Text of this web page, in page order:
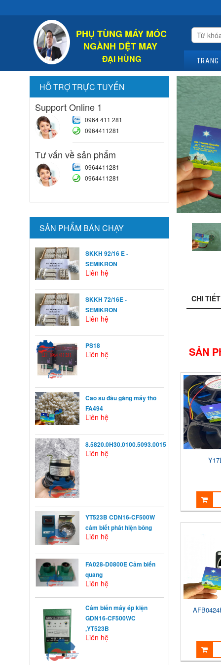
Chào
PHỤ TÙNG MÁY MÓC
NGÀNH DỆT MAY
ĐẠI HÙNG TRANG
HỖ TRỢ TRỰC TUYẾN
Support Online 1
0964 411 281
0964411281
Tư vấn về sản phẩm
0964411281
0964411281
SẢN PHẨM BÁN CHẠY
SKKH 92/16 E -
SEMIKRON
Liên hệ
SKKH 72/16E -
SEMIKRON
Liên hệ
PS18
Liên hệ
Cao su đầu gàng máy thô
FA494
Liên hệ
8.5820.0H30.0100.5093.0015
Liên hệ
YT523B CDN16-CF500W
cảm biết phát hiện bông
Liên hệ
FA028-D0800E Cảm biến
quang
Liên hệ
Cảm biến máy ép kiện
GDN16-CF500WC
,YT523B
Liên hệ
KHỞI ĐỘNG TỪ LÀ GÌ?
Khởi động từ (KĐT) là một loại
khí cụ điện dùng ...
NGUYÊN NHÂN ẢNH
CHI TIẾT
SẢN